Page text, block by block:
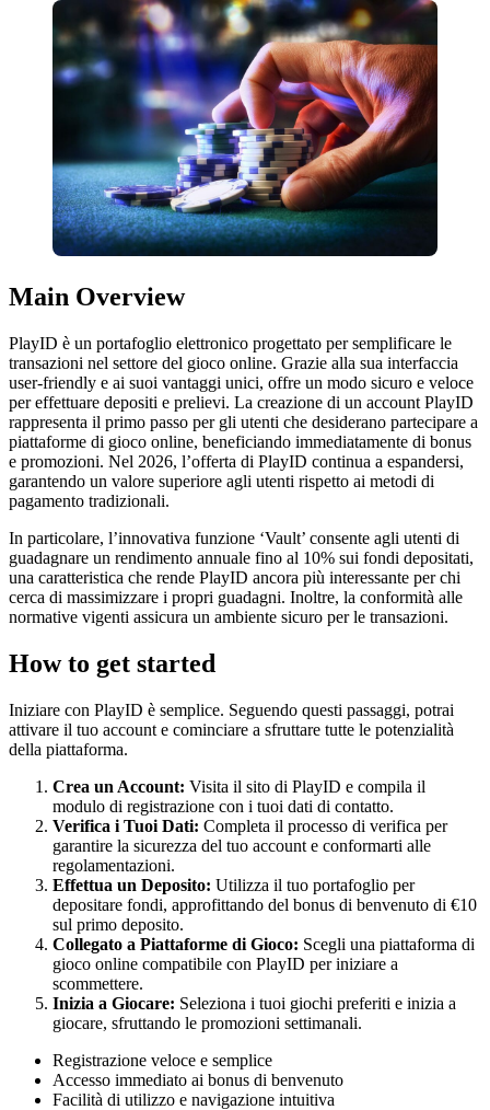
Main Overview
PlayID è un portafoglio elettronico progettato per semplificare le
transazioni nel settore del gioco online. Grazie alla sua interfaccia
user-friendly e ai suoi vantaggi unici, offre un modo sicuro e veloce
per effettuare depositi e prelievi. La creazione di un account PlayID
rappresenta il primo passo per gli utenti che desiderano partecipare a
piattaforme di gioco online, beneficiando immediatamente di bonus
e promozioni. Nel 2026, l’offerta di PlayID continua a espandersi,
garantendo un valore superiore agli utenti rispetto ai metodi di
pagamento tradizionali.
In particolare, l’innovativa funzione ‘Vault’ consente agli utenti di
guadagnare un rendimento annuale fino al 10% sui fondi depositati,
una caratteristica che rende PlayID ancora più interessante per chi
cerca di massimizzare i propri guadagni. Inoltre, la conformità alle
normative vigenti assicura un ambiente sicuro per le transazioni.
How to get started
Iniziare con PlayID è semplice. Seguendo questi passaggi, potrai
attivare il tuo account e cominciare a sfruttare tutte le potenzialità
della piattaforma.
Crea un Account: Visita il sito di PlayID e compila il
modulo di registrazione con i tuoi dati di contatto.
Verifica i Tuoi Dati: Completa il processo di verifica per
garantire la sicurezza del tuo account e conformarti alle
regolamentazioni.
Effettua un Deposito: Utilizza il tuo portafoglio per
depositare fondi, approfittando del bonus di benvenuto di €10
sul primo deposito.
Collegato a Piattaforme di Gioco: Scegli una piattaforma di
gioco online compatibile con PlayID per iniziare a
scommettere.
Inizia a Giocare: Seleziona i tuoi giochi preferiti e inizia a
giocare, sfruttando le promozioni settimanali.
Registrazione veloce e semplice
Accesso immediato ai bonus di benvenuto
Facilità di utilizzo e navigazione intuitiva